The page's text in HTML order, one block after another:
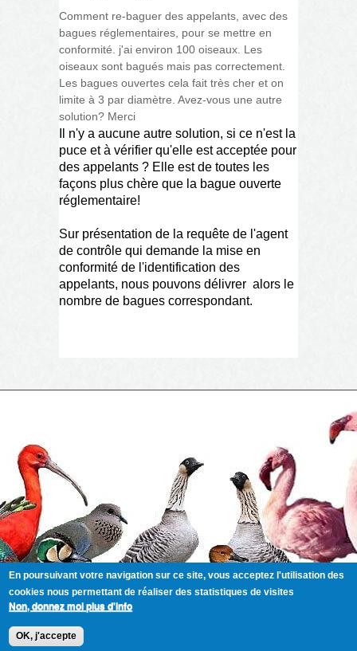
Comment re-baguer des appelants, avec des
bagues réglementaires, pour se mettre en
conformité. j'ai environ 100 oiseaux. Les
oiseaux sont bagués mais pas correctement.
Les bagues ouvertes cela fait très cher et on
limite à 3 par diamètre. Avez-vous une autre
solution? Merci
Il n'y a aucune autre solution, si ce n'est la
puce et à vérifier qu'elle est acceptée pour
des appelants ? Elle est de toutes les
façons plus chère que la bague ouverte
réglementaire!
Sur présentation de la requête de l'agent
de contrôle qui demande la mise en
conformité de l'identification des
appelants, nous pouvons délivrer alors le
nombre de bagues correspondant.
Copyright (C) 1997 - 2026 Aviornis France International tout
En poursuivant votre navigation sur ce site, vous acceptez l'utilisation des
cookies nous permettant de réaliser des statistiques de visites
Non, donnez moi plus d'info
OK, j'accepte